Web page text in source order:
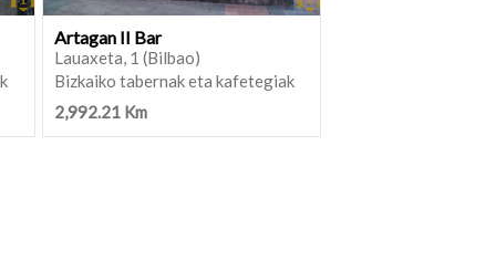
Artagan II Bar
Lauaxeta, 1 (Bilbao)
Bizkaiko tabernak eta kafetegiak
2,992.21 Km